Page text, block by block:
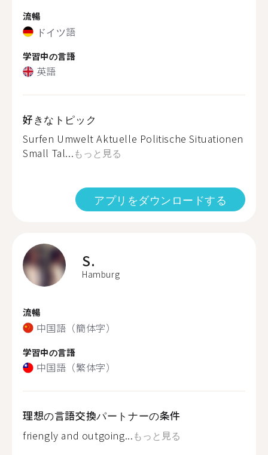
流暢
ドイツ語
学習中の言語
英語
好きなトピック
Surfen Umwelt Aktuelle Politische Situationen
Small Tal...もっと見る
アプリをダウンロードする
S.
Hamburg
流暢
中国語（簡体字）
学習中の言語
中国語（繁体字）
理想の言語交換パートナーの条件
friengly and outgoing...もっと見る